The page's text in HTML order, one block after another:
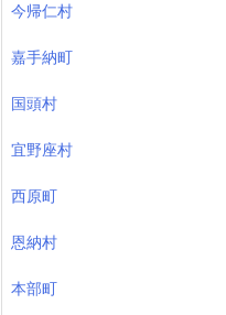
今帰仁村
嘉手納町
国頭村
宜野座村
西原町
恩納村
本部町